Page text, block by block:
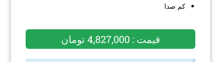
کم صدا
قیمت : 4,827,000 تومان